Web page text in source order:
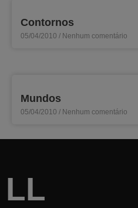
Contornos
05/04/2010 Nenhum comentário
Mundos
05/04/2010 Nenhum comentário
LL